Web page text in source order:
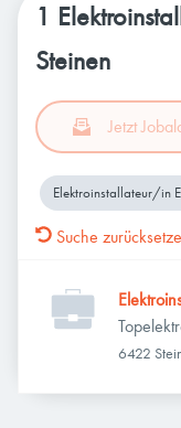
1
Steinen
Jetzt
Elektroinstallateur/in
Suche
6422